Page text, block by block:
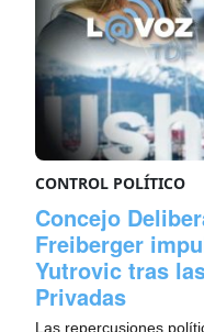
CONTROL POLÍTICO
Concejo
Freiberger
Yutrovic tras
Privadas
Las repercusiones